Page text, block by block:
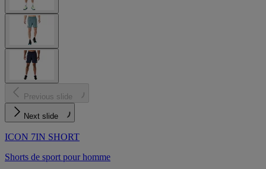
Previous slide
Next slide
ICON 7IN SHORT
Shorts de sport pour homme